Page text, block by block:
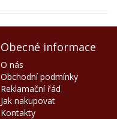
Obecné informace
O nás
Obchodní podmínky
Reklamační řád
Jak nakupovat
Kontakty